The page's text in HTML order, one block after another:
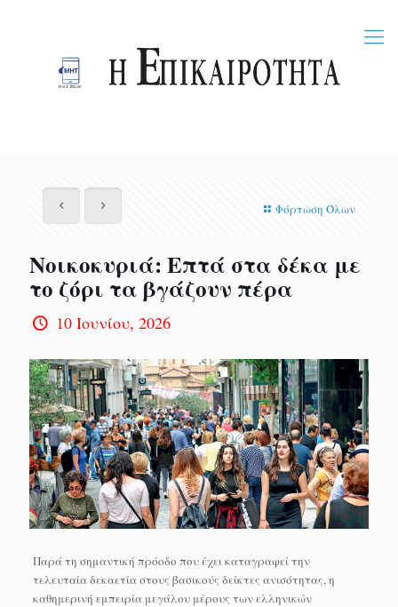
Φόρτωση Όλων
Νοικοκυριά: Επτά στα δέκα με
το ζόρι τα βγάζουν πέρα
10 Ιουνίου, 2026
Παρά τη σημαντική πρόοδο που έχει καταγραφεί την
τελευταία δεκαετία στους βασικούς δείκτες ανισότητας, η
καθημερινή εμπειρία μεγάλου μέρους των ελληνικών